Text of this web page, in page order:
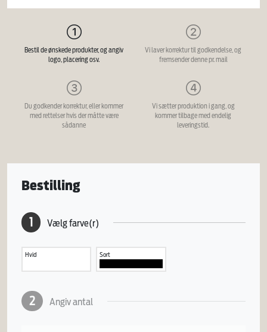
Bestil de ønskede produkter, og angiv
logo, placering osv.
Vi laver korrektur til godkendelse, og
fremsender denne pr. mail
Du godkender korrektur, eller kommer
med rettelser hvis der måtte være
sådanne
Vi sætter produktion i gang, og
kommer tilbage med endelig
leveringstid.
Bestilling
1 Vælg farve(r)
Hvid Sort
2 Angiv antal